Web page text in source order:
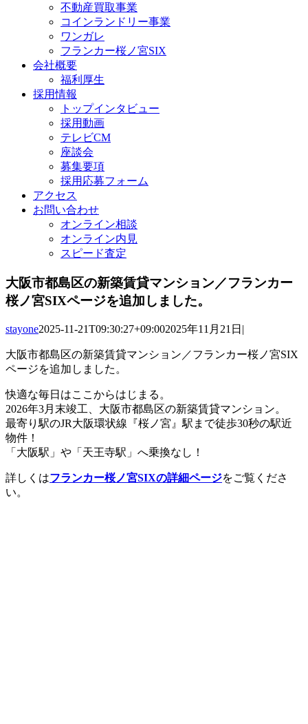
不動産買取事業
コインランドリー事業
ワンガレ
フランカー桜ノ宮SIX
会社概要
福利厚生
採用情報
トップインタビュー
採用動画
テレビCM
座談会
募集要項
採用応募フォーム
アクセス
お問い合わせ
オンライン相談
オンライン内見
スピード査定
大阪市都島区の新築賃貸マンション／フランカー
桜ノ宮SIXページを追加しました。
stayone2025-11-21T09:30:27+09:002025年11月21日 |
大阪市都島区の新築賃貸マンション／フランカー桜ノ宮SIX
ページを追加しました。
快適な毎日はここからはじまる。
2026年3月末竣工、大阪市都島区の新築賃貸マンション。
最寄り駅のJR大阪環状線『桜ノ宮』駅まで徒歩30秒の駅近
物件！
「大阪駅」や「天王寺駅」へ乗換なし！
詳しくはフランカー桜ノ宮SIXの詳細ページをご覧くださ
い。